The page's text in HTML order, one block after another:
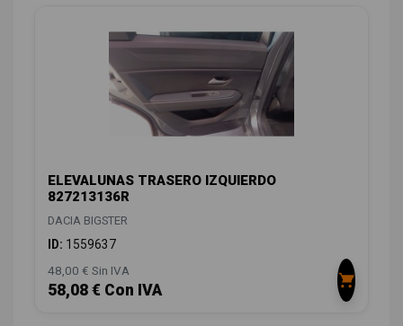
ELEVALUNAS TRASERO IZQUIERDO
827213136R
DACIA BIGSTER
ID: 1559637
48,00 € Sin IVA
58,08 € Con IVA